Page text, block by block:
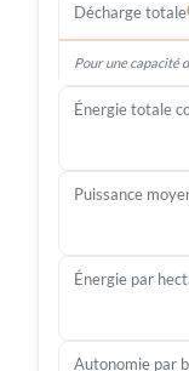
Décharge totale
Pour une capacité
Énergie totale
Puissance
Énergie par
Autonomie par